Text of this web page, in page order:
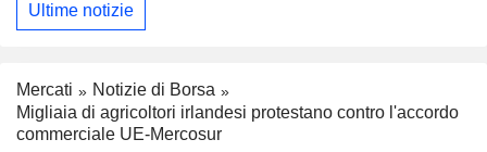
Ultime notizie
Mercati
Notizie di Borsa
Migliaia di agricoltori irlandesi protestano contro l'accordo
commerciale UE-Mercosur